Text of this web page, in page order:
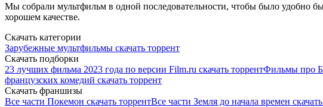
Мы собрали мультфильм в одной последовательности, чтобы было удобно
хорошем качестве.
Скачать категории
Зарубежные мультфильмы скачать торрент
Скачать подборки
23 лучших фильма 2023 года по версии Film.ru скачать торрентФильмы про
французских комедий скачать торрент
Скачать франшизы
Все части Покемон скачать торрентВсе части Земля до начала времен